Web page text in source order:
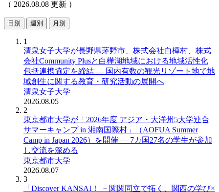
（ 2026.08.08 更新 ）
日別 週別 月別
1
清泉女子大学が長野県茅野市、株式会社白樺村、株式
会社Community Plusと白樺湖地域における地域活性化
包括連携協定を締結 ― 国内有数の観光リゾート地で地
域創生に関する教育・研究活動の展開へ
清泉女子大学
2026.08.05
2
東京都市大学が「2026年度 アジア・大洋州5大学連合
サマーキャンプ in 湘南国際村」（AOFUA Summer
Camp in Japan 2026）を開催 ― 7カ国27名の学生が参加
し交流を深める
東京都市大学
2026.08.07
3
「Discover KANSAI！ －関関同立で拓く、関西の学び×